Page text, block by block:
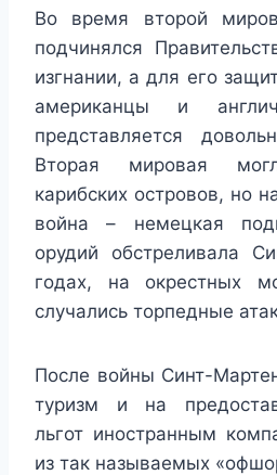
Во время второй
подчинялся
изгнании, а для его
американцы и
представляется
Вторая мировая
карибских островов, но
война – немецкая
орудий обстреливала
годах, на окрестных
случались торпедные
После войны Синт-
туризм и на
льгот иностранным
из так называемых